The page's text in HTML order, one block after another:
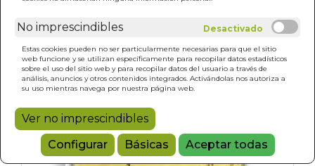
No imprescindibles
Estas cookies pueden no ser particularmente necesarias para que el sitio
web funcione y se utilizan específicamente para recopilar datos estadísticos
sobre el uso del sitio web y para recopilar datos del usuario a través de
análisis, anuncios y otros contenidos integrados. Activándolas nos autoriza a
su uso mientras navega por nuestra página web.
Ver no imprescindibles
Configurar
Básicas Aceptar todas